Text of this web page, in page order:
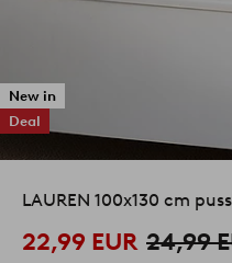
New in
Deal
LAUREN 100x130 cm
22,99 EUR 24,99